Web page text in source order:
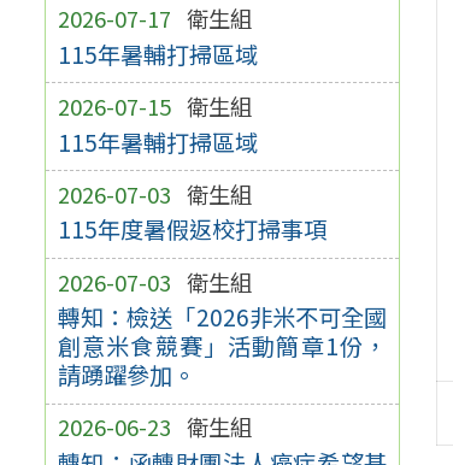
2026-07-17 衛生組
115年暑輔打掃區域
2026-07-15 衛生組
115年暑輔打掃區域
2026-07-03 衛生組
115年度暑假返校打掃事項
2026-07-03 衛生組
轉知：檢送「2026非米不可全國
創意米食競賽」活動簡章1份，
請踴躍參加。
2026-06-23 衛生組